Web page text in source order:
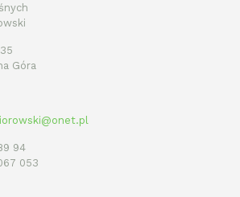
Góra
94
053